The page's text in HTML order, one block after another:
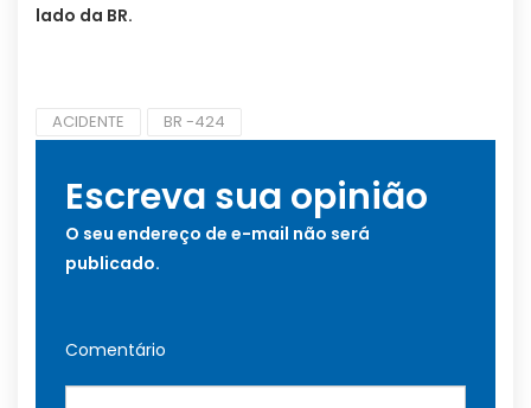
lado da BR.
ACIDENTE BR -424
Escreva sua opinião
O seu endereço de e-mail não será
publicado.
Comentário